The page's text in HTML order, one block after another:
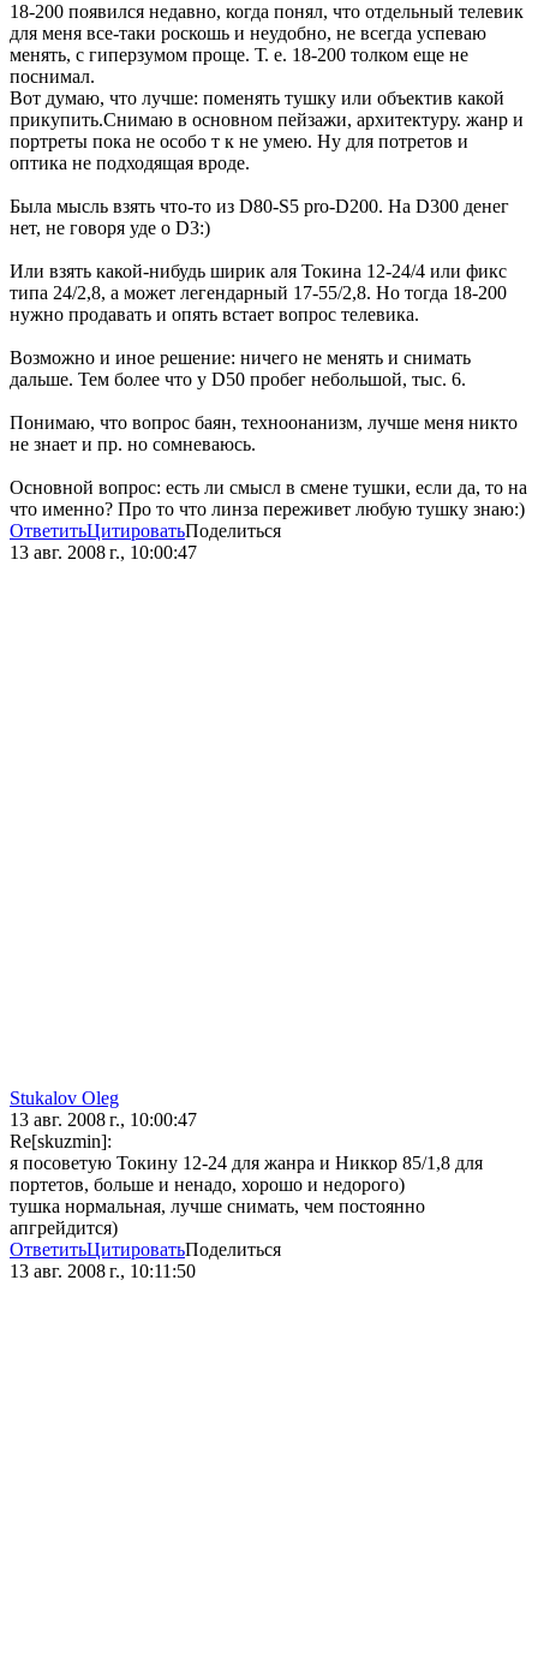
18-200 появился недавно, когда понял, что отдельный телевик
для меня все-таки роскошь и неудобно, не всегда успеваю
менять, с гиперзумом проще. Т. е. 18-200 толком еще не
поснимал.
Вот думаю, что лучше: поменять тушку или объектив какой
прикупить.Снимаю в основном пейзажи, архитектуру. жанр и
портреты пока не особо т к не умею. Ну для потретов и
оптика не подходящая вроде.
Была мысль взять что-то из D80-S5 pro-D200. На D300 денег
нет, не говоря уде о D3:)
Или взять какой-нибудь ширик аля Токина 12-24/4 или фикс
типа 24/2,8, а может легендарный 17-55/2,8. Но тогда 18-200
нужно продавать и опять встает вопрос телевика.
Возможно и иное решение: ничего не менять и снимать
дальше. Тем более что у D50 пробег небольшой, тыс. 6.
Понимаю, что вопрос баян, техноонанизм, лучше меня никто
не знает и пр. но сомневаюсь.
Основной вопрос: есть ли смысл в смене тушки, если да, то на
что именно? Про то что линза переживет любую тушку знаю:)
ОтветитьЦитироватьПоделиться
13 авг. 2008 г., 10:00:47
Stukalov Oleg
13 авг. 2008 г., 10:00:47
Re[skuzmin]:
я посоветую Токину 12-24 для жанра и Никкор 85/1,8 для
портетов, больше и ненадо, хорошо и недорого)
тушка нормальная, лучше снимать, чем постоянно
апгрейдится)
ОтветитьЦитироватьПоделиться
13 авг. 2008 г., 10:11:50